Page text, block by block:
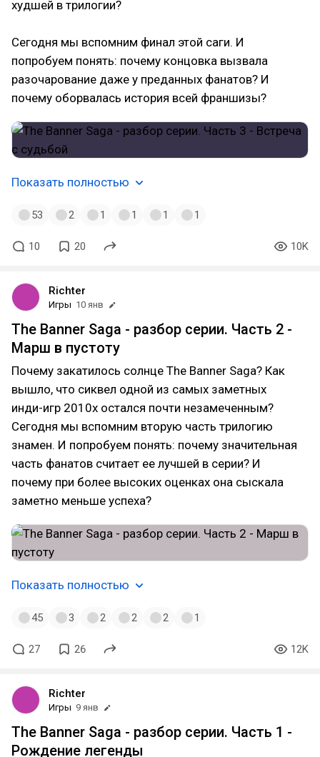
худшей в трилогии?
Сегодня мы вспомним финал этой саги. И
попробуем понять: почему концовка вызвала
разочарование даже у преданных фанатов? И
почему оборвалась история всей франшизы?
Показать полностью
53 2 1 1 1 1
10 20 10K
Richter
Игры 10 янв
The Banner Saga - разбор серии. Часть 2 -
Марш в пустоту
Почему закатилось солнце The Banner Saga? Как
вышло, что сиквел одной из самых заметных
инди-игр 2010х остался почти незамеченным?
Сегодня мы вспомним вторую часть трилогию
знамен. И попробуем понять: почему значительная
часть фанатов считает ее лучшей в серии? И
почему при более высоких оценках она сыскала
заметно меньше успеха?
Показать полностью
45 3 2 2 2 1
27 26 12K
Richter
Игры 9 янв
The Banner Saga - разбор серии. Часть 1 -
Рождение легенды